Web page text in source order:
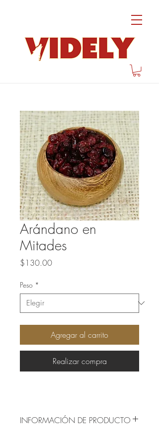
Arándano en
Mitades
$130.00Precio
Peso *
Agregar al carrito
Realizar compra
INFORMACIÓN DE PRODUCTO